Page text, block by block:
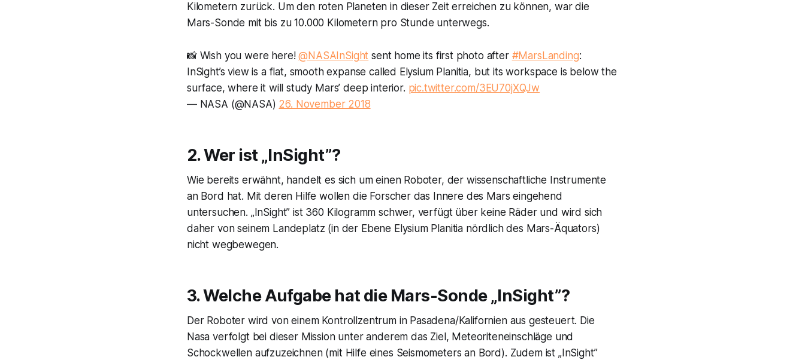
Kilometern zurück. Um den roten Planeten in dieser Zeit erreichen zu können, war die
Mars-Sonde mit bis zu 10.000 Kilometern pro Stunde unterwegs.
📸 Wish you were here!@NASAInSight sent home its first photo after #MarsLanding:
InSight’s view is a flat, smooth expanse called Elysium Planitia, but its workspace is below the
surface, where it will study Mars’ deep interior. pic.twitter.com/3EU70jXQJw
— NASA (@NASA) 26. November 2018
2. Wer ist „InSight”?
Wie bereits erwähnt, handelt es sich um einen Roboter, der wissenschaftliche Instrumente
an Bord hat. Mit deren Hilfe wollen die Forscher das Innere des Mars eingehend
untersuchen. „InSight” ist 360 Kilogramm schwer, verfügt über keine Räder und wird sich
daher von seinem Landeplatz (in der Ebene Elysium Planitia nördlich des Mars-Äquators)
nicht wegbewegen.
3. Welche Aufgabe hat die Mars-Sonde „InSight”?
Der Roboter wird von einem Kontrollzentrum in Pasadena/Kalifornien aus gesteuert. Die
Nasa verfolgt bei dieser Mission unter anderem das Ziel, Meteoriteneinschläge und
Schockwellen aufzuzeichnen (mit Hilfe eines Seismometers an Bord). Zudem ist „InSight”